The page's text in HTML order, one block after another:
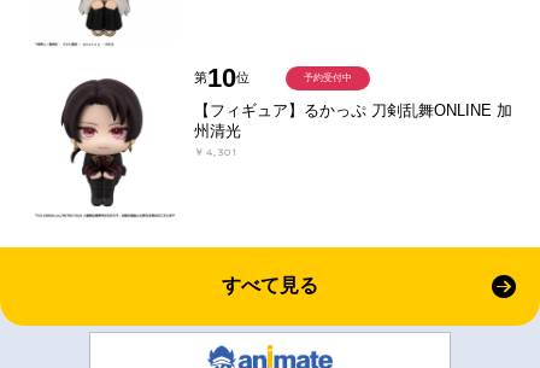
第10位
【フィギュア】るかっぷ 刀剣乱舞ONLINE 加
州清光
￥4,301
予約受付中
すべて見る